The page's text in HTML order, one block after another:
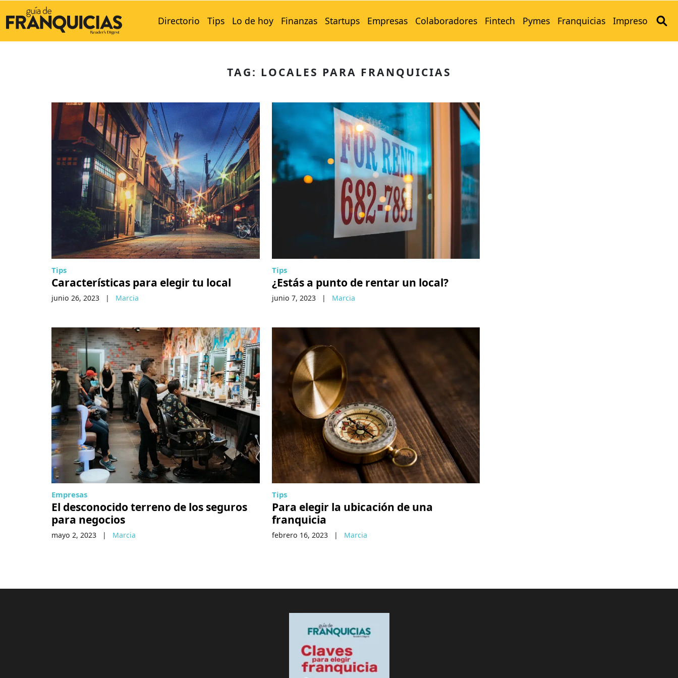
Directorio Tips Lo de hoy Finanzas Startups Empresas Colaboradores Fintech Pymes Franquicias Impreso
TAG: LOCALES PARA FRANQUICIAS
Tips
Características para elegir tu local
junio 26, 2023 | Marcia
Tips
¿Estás a punto de rentar un local?
junio 7, 2023 | Marcia
Empresas
El desconocido terreno de los seguros
para negocios
mayo 2, 2023 | Marcia
Tips
Para elegir la ubicación de una
franquicia
febrero 16, 2023 | Marcia